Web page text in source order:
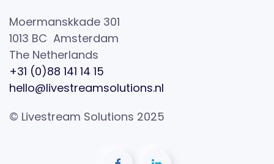
Moermanskkade 301
1013 BC Amsterdam
The Netherlands
+31 (0)88 141 14 15
hello@livestreamsolutions.nl
© Livestream Solutions 2025